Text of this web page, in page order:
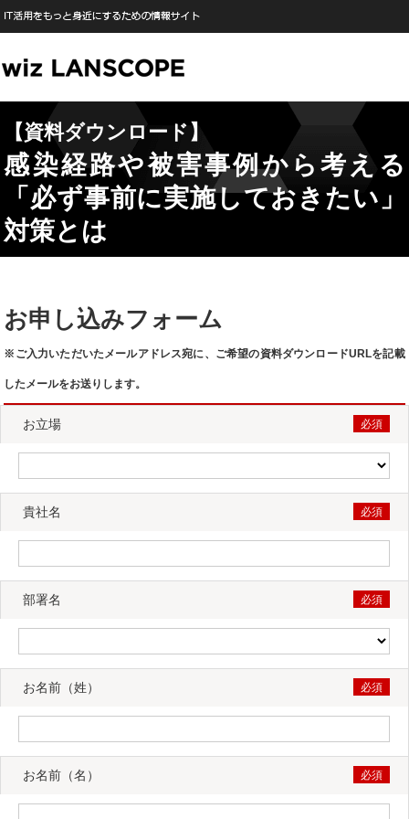
【資料ダウンロード】
感染経路や被害事例から考える
「必ず事前に実施しておきたい」
対策とは
お申し込みフォーム
※ご入力いただいたメールアドレス宛に、ご希望の資料ダウンロードURLを記載
したメールをお送りします。
お立場
貴社名
部署名
お名前（姓）
お名前（名）